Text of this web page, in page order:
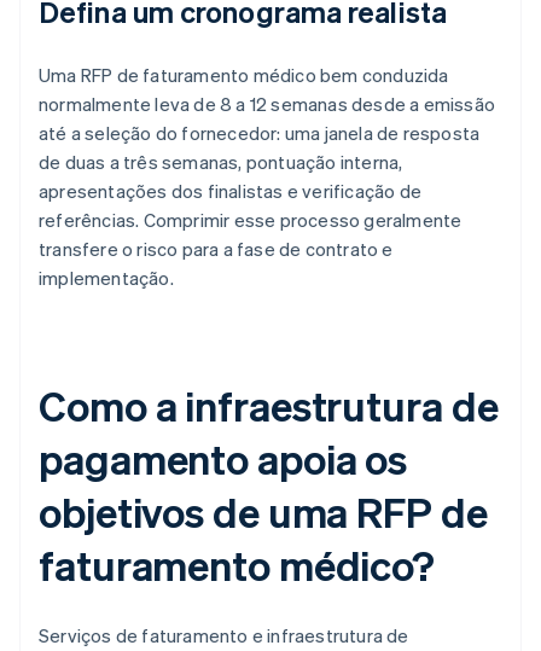
Defina um cronograma realista
Uma RFP de faturamento médico bem conduzida
normalmente leva de 8 a 12 semanas desde a emissão
até a seleção do fornecedor: uma janela de resposta
de duas a três semanas, pontuação interna,
apresentações dos finalistas e verificação de
referências. Comprimir esse processo geralmente
transfere o risco para a fase de contrato e
implementação.
Como a infraestrutura de
pagamento apoia os
objetivos de uma RFP de
faturamento médico?
Serviços de faturamento e infraestrutura de